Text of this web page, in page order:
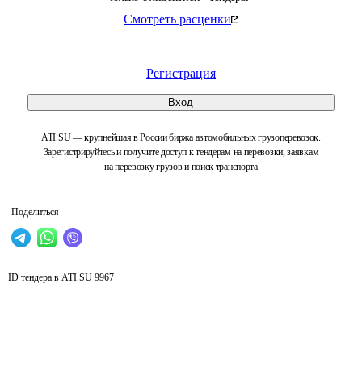
Смотреть расценки
Регистрация
Вход
ATI.SU — крупнейшая в России биржа автомобильных грузоперевозок.
Зарегистрируйтесь и получите доступ к тендерам на перевозки, заявкам
на перевозку грузов и поиск транспорта
Поделиться
ID тендера в ATI.SU 9967